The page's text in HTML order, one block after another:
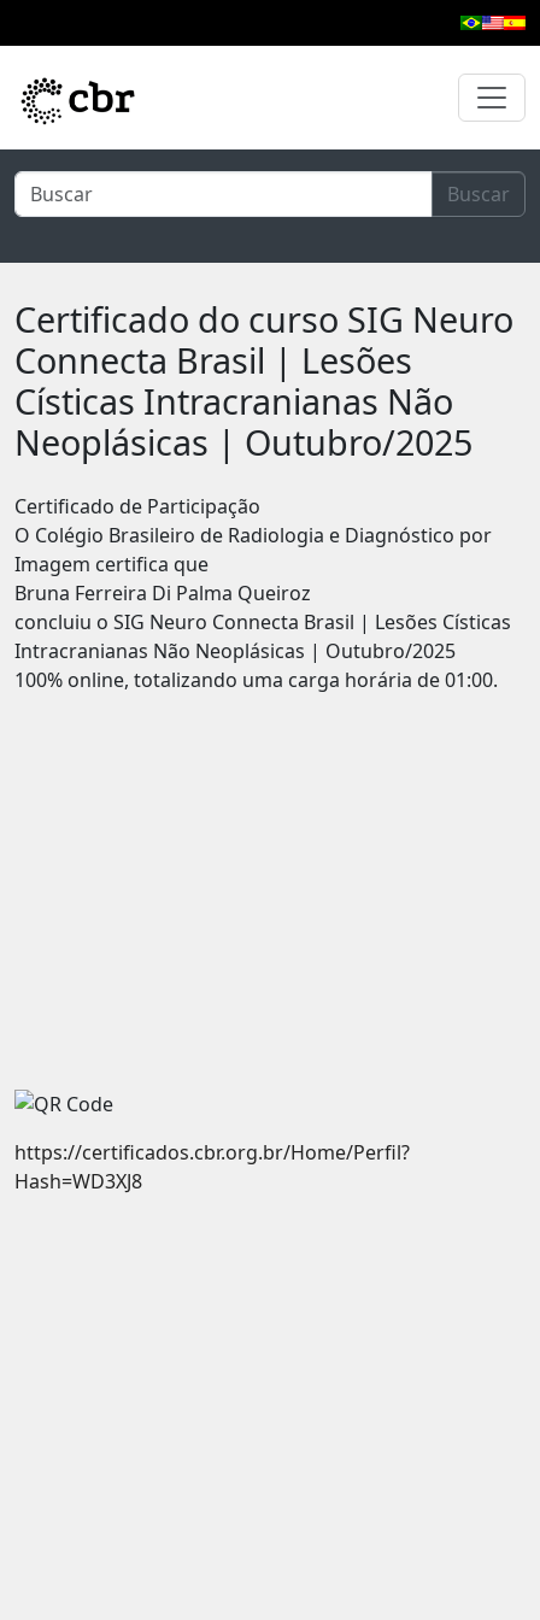
Buscar
Certificado do curso SIG Neuro
Connecta Brasil | Lesões
Císticas Intracranianas Não
Neoplásicas | Outubro/2025
Certificado de Participação
O Colégio Brasileiro de Radiologia e Diagnóstico por
Imagem certifica que
Bruna Ferreira Di Palma Queiroz
concluiu o SIG Neuro Connecta Brasil | Lesões Císticas
Intracranianas Não Neoplásicas | Outubro/2025
100% online, totalizando uma carga horária de 01:00.
https://certificados.cbr.org.br/Home/Perfil?
Hash=WD3XJ8